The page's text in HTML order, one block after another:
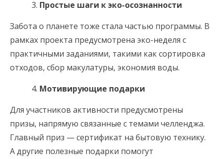
Простые шаги к эко-осознанности
Забота о планете тоже стала частью программы. В
рамках проекта предусмотрена эко-неделя с
практичными заданиями, такими как сортировка
отходов, сбор макулатуры, экономия воды.
Мотивирующие подарки
Для участников активности предусмотрены
призы, напрямую связанные с темами челленджа.
Главный приз — сертификат на бытовую технику.
А другие полезные подарки помогут